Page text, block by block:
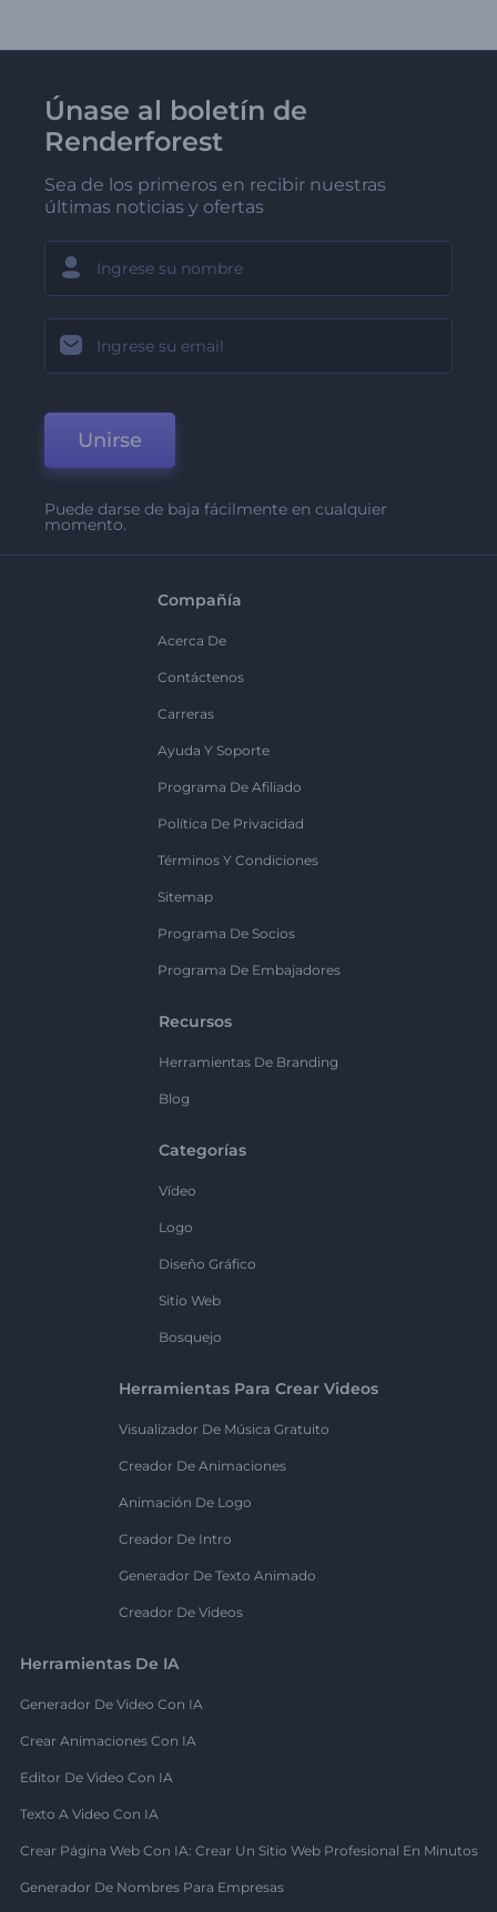
Únase al boletín de
Renderforest
Sea de los primeros en recibir nuestras
últimas noticias y ofertas
Unirse
Puede darse de baja fácilmente en cualquier
momento.
Compañía
Acerca De
Contáctenos
Carreras
Ayuda Y Soporte
Programa De Afiliado
Política De Privacidad
Términos Y Condiciones
Sitemap
Programa De Socios
Programa De Embajadores
Recursos
Herramientas De Branding
Blog
Categorías
Vídeo
Logo
Diseño Gráfico
Sitio Web
Bosquejo
Herramientas Para Crear Videos
Visualizador De Música Gratuito
Creador De Animaciones
Animación De Logo
Creador De Intro
Generador De Texto Animado
Creador De Videos
Herramientas De IA
Generador De Video Con IA
Crear Animaciones Con IA
Editor De Video Con IA
Texto A Video Con IA
Crear Página Web Con IA: Crear Un Sitio Web Profesional En Minutos
Generador De Nombres Para Empresas